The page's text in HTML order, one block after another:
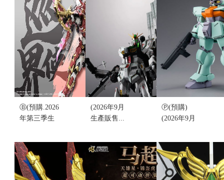
士 BOTH
3074 JOHN
WEINZE(不
挑盒況)
售價:2250
售價:2380
Ⓑ(預購.2026
年第三季生
模型 巡界使
赤羽機甲 豪
華版 CD-AS-
03DX 合金骨
(2026年9月
生產販售...
定...METAL
STRUCTURE
SHOU-KI
Ⓟ(預購)
(2026年9月
限定...HG
1/144 DT-
6800
DAUGHTRESS